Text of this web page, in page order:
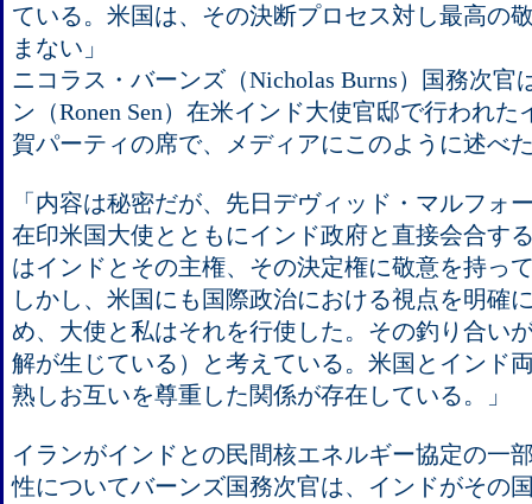
ている。米国は、その決断プロセス対し最高の
まない」
ニコラス・バーンズ（Nicholas Burns）国務次官
ン（Ronen Sen）在米インド大使官邸で行われ
賀パーティの席で、メディアにこのように述べ
「内容は秘密だが、先日デヴィッド・マルフォ
在印米国大使とともにインド政府と直接会合す
はインドとその主権、その決定権に敬意を持っ
しかし、米国にも国際政治における視点を明確
め、大使と私はそれを行使した。その釣り合い
解が生じている）と考えている。米国とインド
熟しお互いを尊重した関係が存在している。」
イランがインドとの民間核エネルギー協定の一
性についてバーンズ国務次官は、インドがその